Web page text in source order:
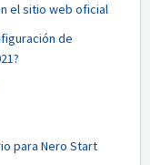
el sitio web oficial
de
para Nero Start